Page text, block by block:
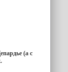
(а с